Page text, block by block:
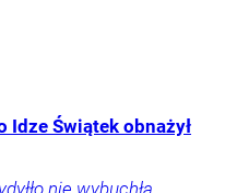
Idze Świątek obnażył
nie wybuchła